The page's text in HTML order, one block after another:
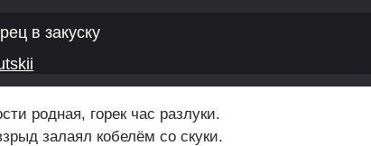
в закуску
родная, горек час разлуки.
залаял кобелём со скуки.